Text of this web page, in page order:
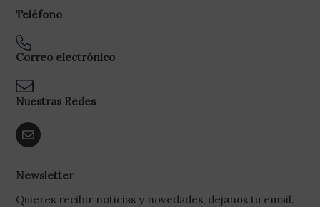
Teléfono
Correo electrónico
Nuestras Redes
Newsletter
Quieres recibir noticias y novedades, dejanos tu email.